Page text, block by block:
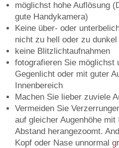
möglichst hohe Auflösung
gute Handykamera)
Keine über- oder
nicht zu hell oder zu dunkel
keine Blitzlichtaufnahmen
fotografieren Sie möglichst
Gegenlicht oder mit guter
Innenbereich
Machen Sie lieber zuviele
Vermeiden Sie
auf gleicher Augenhöhe
Abstand herangezoomt.
Kopf oder Nase unnormal